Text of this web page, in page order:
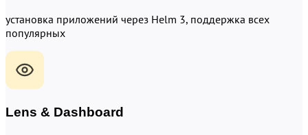
установка приложений через Helm 3, поддержка всех
популярных
Lens & Dashboard